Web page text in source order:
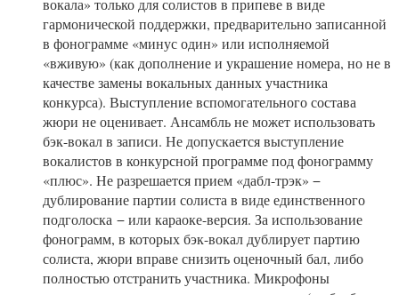
гармонической поддержки, предварительно записанной
в фонограмме «минус один» или исполняемой
«вживую» (как дополнение и украшение номера, но не в
качестве замены вокальных данных участника
конкурса). Выступление вспомогательного состава
жюри не оценивает. Ансамбль не может использовать
бэк-вокал в записи. Не допускается выступление
вокалистов в конкурсной программе под фонограмму
«плюс». Не разрешается прием «дабл-трэк» −
дублирование партии солиста в виде единственного
подголоска − или караоке-версия. За использование
фонограмм, в которых бэк-вокал дублирует партию
солиста, жюри вправе снизить оценочный бал, либо
полностью отстранить участника. Микрофоны